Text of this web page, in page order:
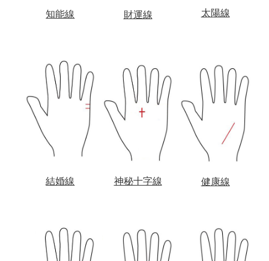
知能線 財運線 太陽線
結婚線 神秘十字線 健康線